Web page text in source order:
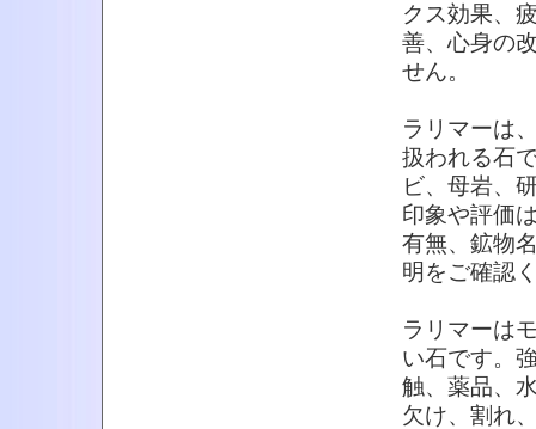
クス効果、
善、心身の
せん。
ラリマーは
扱われる石
ビ、母岩、
印象や評価
有無、鉱物
明をご確認
ラリマーは
い石です。
触、薬品、
欠け、割れ